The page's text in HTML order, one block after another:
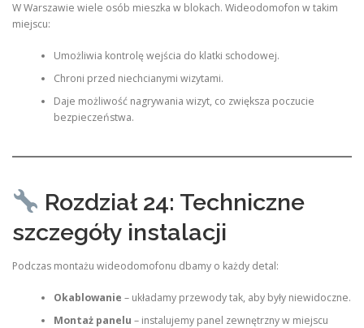
W Warszawie wiele osób mieszka w blokach. Wideodomofon w takim
miejscu:
Umożliwia kontrolę wejścia do klatki schodowej.
Chroni przed niechcianymi wizytami.
Daje możliwość nagrywania wizyt, co zwiększa poczucie
bezpieczeństwa.
Rozdział 24: Techniczne
szczegóły instalacji
Podczas montażu wideodomofonu dbamy o każdy detal:
Okablowanie – układamy przewody tak, aby były niewidoczne.
Montaż panelu – instalujemy panel zewnętrzny w miejscu